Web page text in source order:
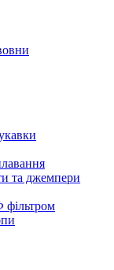
та джемпери
фільтром